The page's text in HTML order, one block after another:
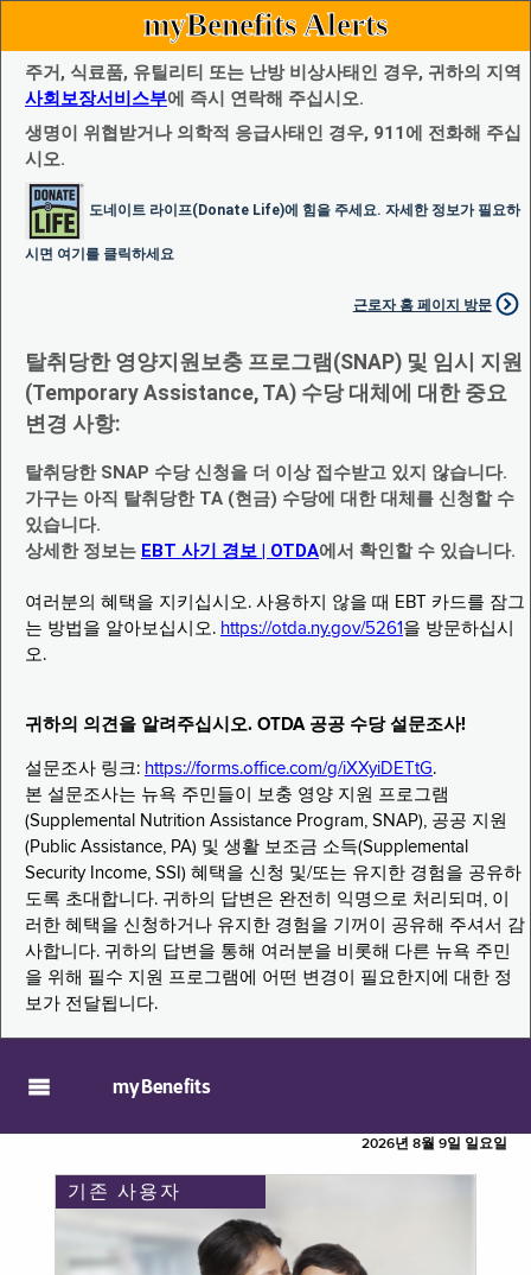
myBenefits Alerts
주거, 식료품, 유틸리티 또는 난방 비상사태인 경우, 귀하의 지역
사회보장서비스부에 즉시 연락해 주십시오.
생명이 위협받거나 의학적 응급사태인 경우, 911에 전화해 주십
시오.
도네이트 라이프(Donate Life)에 힘을 주세요. 자세한 정보가 필요하
시면 여기를 클릭하세요
근로자 홈 페이지 방문
탈취당한 영양지원보충 프로그램(SNAP) 및 임시 지원
(Temporary Assistance, TA) 수당 대체에 대한 중요
변경 사항:
탈취당한 SNAP 수당 신청을 더 이상 접수받고 있지 않습니다.
가구는 아직 탈취당한 TA (현금) 수당에 대한 대체를 신청할 수
있습니다.
상세한 정보는 EBT 사기 경보 | OTDA에서 확인할 수 있습니다.
여러분의 혜택을 지키십시오. 사용하지 않을 때 EBT 카드를 잠그
는 방법을 알아보십시오. https://otda.ny.gov/5261 을 방문하십시
오.
귀하의 의견을 알려주십시오. OTDA 공공 수당 설문조사!
설문조사 링크: https://forms.office.com/g/iXXyiDETtG.
본 설문조사는 뉴욕 주민들이 보충 영양 지원 프로그램
(Supplemental Nutrition Assistance Program, SNAP), 공공 지원
(Public Assistance, PA) 및 생활 보조금 소득(Supplemental
Security Income, SSI) 혜택을 신청 및/또는 유지한 경험을 공유하
도록 초대합니다. 귀하의 답변은 완전히 익명으로 처리되며, 이
러한 혜택을 신청하거나 유지한 경험을 기꺼이 공유해 주셔서 감
사합니다. 귀하의 답변을 통해 여러분을 비롯해 다른 뉴욕 주민
을 위해 필수 지원 프로그램에 어떤 변경이 필요한지에 대한 정
보가 전달됩니다.
myBenefits
2026년 8월 9일 일요일
기존 사용자